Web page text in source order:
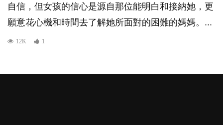
自信，但女孩的信心是源自那位能明白和接納她，更
願意花心機和時間去了解她所面對的困難的媽媽。...
12K 1